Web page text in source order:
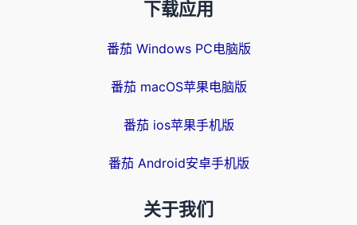
下载应用
番茄 Windows PC电脑版
番茄 macOS苹果电脑版
番茄 ios苹果手机版
番茄 Android安卓手机版
关于我们